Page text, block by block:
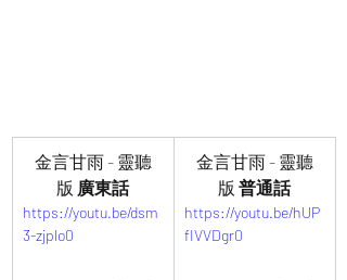
金言甘雨 - 靈聽
版 廣東話
https://youtu.be/dsm
3-zjplo0
金言甘雨 - 靈聽
版 普通話
https://youtu.be/hUP
fIVVDgr0